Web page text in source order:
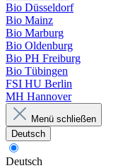
Bio Düsseldorf
Bio Mainz
Bio Marburg
Bio Oldenburg
Bio PH Freiburg
Bio Tübingen
FSI HU Berlin
MH Hannover
Menü schließen
Deutsch
Deutsch